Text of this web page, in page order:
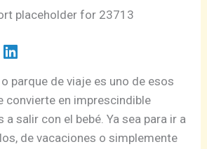
o parque de viaje es uno de esos
convierte en imprescindible
a salir con el bebé. Ya sea para ir a
de vacaciones o simplemente